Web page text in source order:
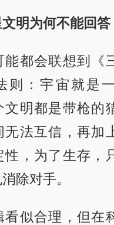
明为何不能回答
能都会联想到《
则：宇宙就是
文明都是带枪的
无法互信，再加
性，为了生存，
除对手。
看似合理，但在